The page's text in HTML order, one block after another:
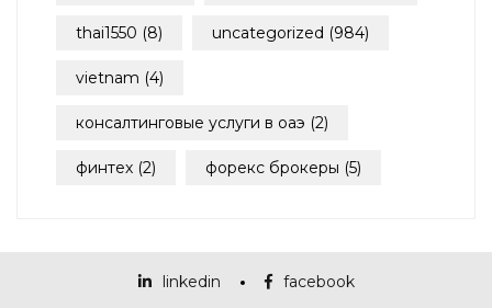
thai1550 (8) uncategorized (984)
vietnam (4)
консалтинговые услуги в оаэ (2)
финтех (2) форекс брокеры (5)
linkedin facebook